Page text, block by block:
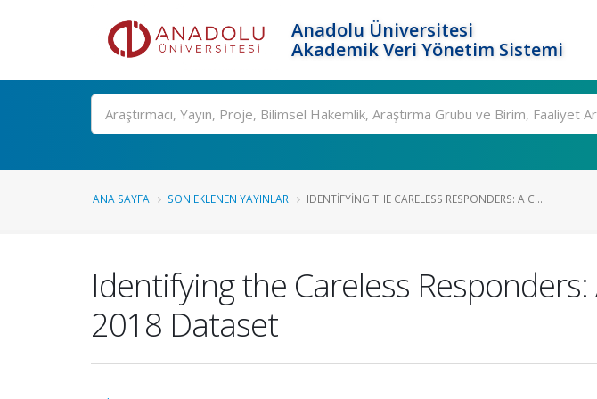
Anadolu Üniversitesi
Akademik Veri Yönetim Sistemi
Ara
ANA SAYFA SON EKLENEN YAYINLAR IDENTIFYING THE CARELESS RESPONDERS: A C...
Identifying the Careless
2018 Dataset